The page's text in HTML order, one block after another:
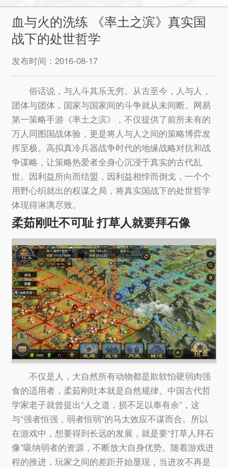
血与火的洗练 《率土之滨》真实国
战下的处世哲学
发布时间：2016-08-17
俗话说，与人斗其乐无穷。从古至今，人与人，
团体与团体，国家与国家间的斗争就从未间断。网易
第一策略手游《率土之滨》，不仅提供了前所未有的
万人同图国战体验，更是将人与人之间的策略博弈发
挥至极。高拟真冷兵器战争时代的地缘战略对抗和战
争谋略，让策略热爱者全身心沉浸于真实的古代乱
世。因利益所向而结盟，因利益相悖而倒戈，一个个
用野心织就出的权谋之局，将真实国战下的处世哲学
体现得淋漓尽致。
柔茹刚吐不可耻 打草人就要拜石像
不仅是人，大自然所有动物都是欺软怕硬弱肉强
食的适用者，柔茹刚吐本就是自然规律。中国古代哲
学家老子就曾提出“人之道，损不足以奉有余”，这
与“强者恒强，弱者恒弱”的马太效应不谋而合。所以
在游戏中，想要得到长远的发展，就是要“打草人拜石
像”吸纳弱者的资源，不断放大自身优势。随着游戏进
程的推进，玩家之间的差距开始显现，当进攻不再是